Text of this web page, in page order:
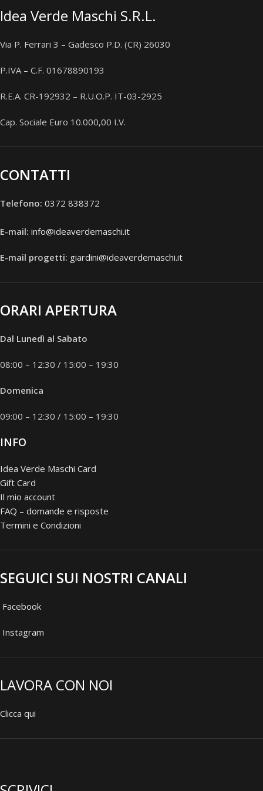
Idea Verde Maschi S.R.L.
Via P. Ferrari 3 – Gadesco P.D. (CR) 26030
P.IVA – C.F. 01678890193
R.E.A. CR-192932 – R.U.O.P. IT-03-2925
Cap. Sociale Euro 10.000,00 I.V.
CONTATTI
Telefono: 0372 838372
E-mail: info@ideaverdemaschi.it
E-mail progetti: giardini@ideaverdemaschi.it
ORARI APERTURA
Dal Lunedì al Sabato
08:00 – 12:30 / 15:00 – 19:30
Domenica
09:00 – 12:30 / 15:00 – 19:30
INFO
Idea Verde Maschi Card
Gift Card
Il mio account
FAQ – domande e risposte
Termini e Condizioni
SEGUICI SUI NOSTRI CANALI
Facebook
Instagram
LAVORA CON NOI
Clicca qui